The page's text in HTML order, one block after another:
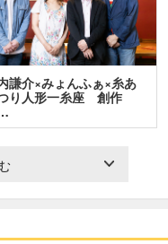
謙介×みょんふぁ×糸あ
り人形一糸座 創作